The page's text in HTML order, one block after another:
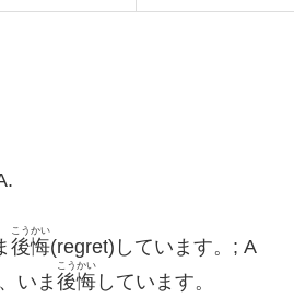
後悔
こうかい
(regret)しています。; A
いま後悔
こうかい
しています。